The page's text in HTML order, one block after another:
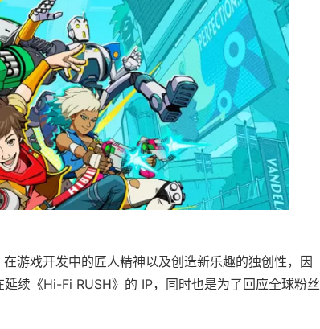
游戏开发中的匠人精神以及创造新乐趣的独创性，因
续《Hi-Fi RUSH》的 IP，同时也是为了回应全球粉丝